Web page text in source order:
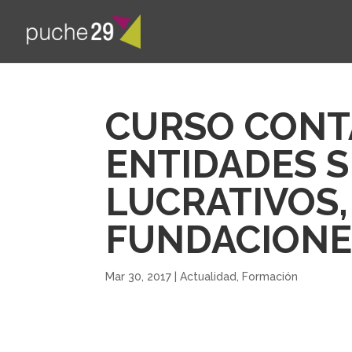
CURSO
ENTIDADES
Mar 30, 2017 |Actualidad Formación